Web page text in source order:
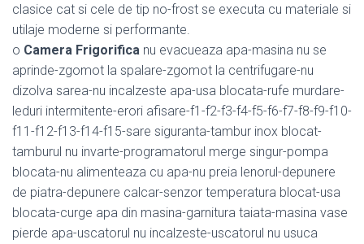
clasice cat si cele de tip no-frost se executa cu materiale si
utilaje moderne si performante.
o Camera Frigorifica nu evacueaza apa-masina nu se
aprinde-zgomot la spalare-zgomot la centrifugare-nu
dizolva sarea-nu incalzeste apa-usa blocata-rufe murdare-
leduri intermitente-erori afisare-f1-f2-f3-f4-f5-f6-f7-f8-f9-f10-
f11-f12-f13-f14-f15-sare siguranta-tambur inox blocat-
tamburul nu invarte-programatorul merge singur-pompa
blocata-nu alimenteaza cu apa-nu preia lenorul-depunere
de piatra-depunere calcar-senzor temperatura blocat-usa
blocata-curge apa din masina-garnitura taiata-masina vase
pierde apa-uscatorul nu incalzeste-uscatorul nu usuca